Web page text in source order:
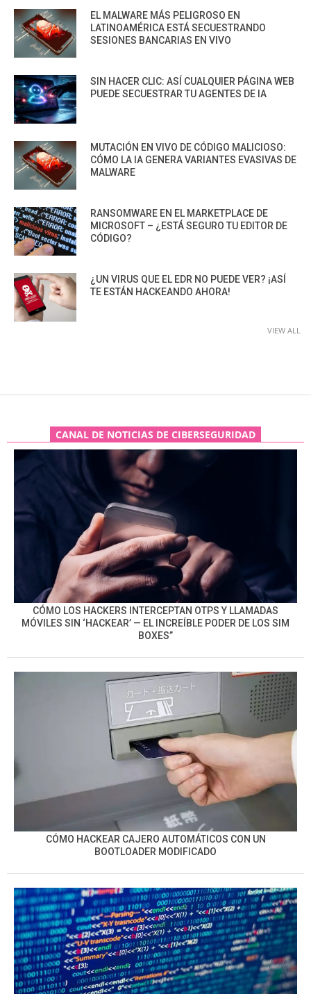
EL MALWARE MÁS PELIGROSO EN
LATINOAMÉRICA ESTÁ SECUESTRANDO
SESIONES BANCARIAS EN VIVO
SIN HACER CLIC: ASÍ CUALQUIER PÁGINA WEB
PUEDE SECUESTRAR TU AGENTES DE IA
MUTACIÓN EN VIVO DE CÓDIGO MALICIOSO:
CÓMO LA IA GENERA VARIANTES EVASIVAS DE
MALWARE
RANSOMWARE EN EL MARKETPLACE DE
MICROSOFT – ¿ESTÁ SEGURO TU EDITOR DE
CÓDIGO?
¿UN VIRUS QUE EL EDR NO PUEDE VER? ¡ASÍ
TE ESTÁN HACKEANDO AHORA!
VIEW ALL
CANAL DE NOTICIAS DE CIBERSEGURIDAD
CÓMO LOS HACKERS INTERCEPTAN OTPS Y LLAMADAS
MÓVILES SIN ‘HACKEAR’ — EL INCREÍBLE PODER DE LOS SIM
BOXES”
CÓMO HACKEAR CAJERO AUTOMÁTICOS CON UN
BOOTLOADER MODIFICADO